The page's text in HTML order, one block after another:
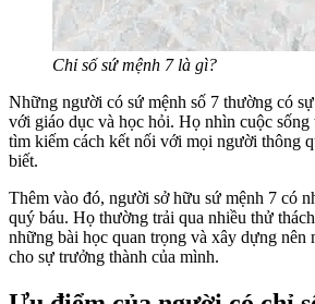
Chỉ số sứ mệnh 7 là gì?
Những người có sứ mệnh số 7 thường có
với giáo dục và học hỏi. Họ nhìn cuộc
tìm kiếm cách kết nối với mọi người thông
biết.
Thêm vào đó, người sở hữu sứ mệnh 7 có
quý báu. Họ thường trải qua nhiều thử
những bài học quan trọng và xây dựng nên
cho sự trưởng thành của mình.